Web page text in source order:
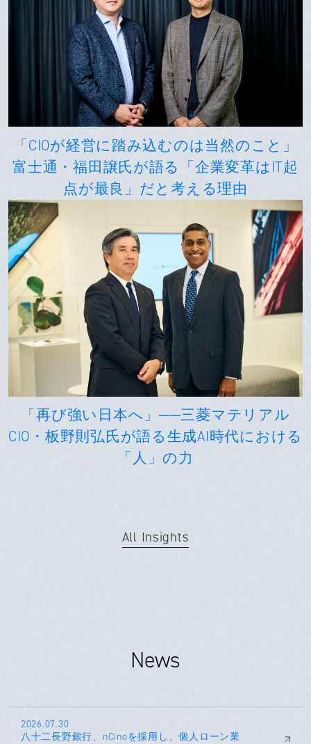
「CIOが経営に踏み込むのは当然のこと」
富士通・福田譲氏が語る「企業変革はIT起
点が最良」だと考える理由
「再び強い日本へ」──三菱マテリアル
CIO・板野則弘氏が語る生成AI時代における
「人」の力
All Insights
News
2026.07.30
八十二長野銀行、nCinoを採用し、個人ローン業